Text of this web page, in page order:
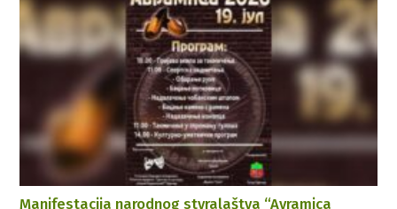
Manifestacija narodnog stvralaštva “Avramica